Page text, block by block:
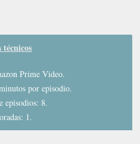
técnicos
Prime Video.
por episodio.
episodios: 8.
1.